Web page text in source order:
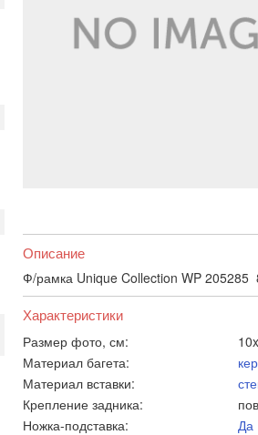
Описание
Ф/рамка Unique Collection WP 205285
Характеристики
Размер фото, см:
Материал багета:
Материал вставки:
Крепление задника:
Ножка-подставка:
Да